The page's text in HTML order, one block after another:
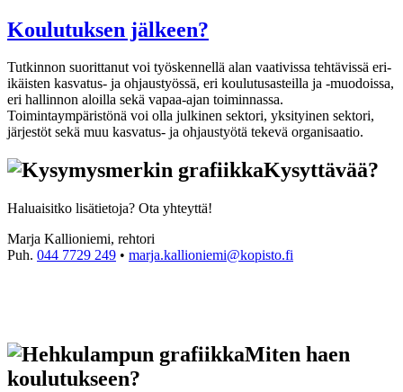
Koulutuksen jälkeen?
Tutkinnon suorittanut voi työskennellä alan vaativissa tehtävissä eri-
ikäisten kasvatus- ja ohjaustyössä, eri koulutusasteilla ja -muodoissa,
eri hallinnon aloilla sekä vapaa-ajan toiminnassa.
Toimintaympäristönä voi olla julkinen sektori, yksityinen sektori,
järjestöt sekä muu kasvatus- ja ohjaustyötä tekevä organisaatio.
Kysyttävää?
Haluaisitko lisätietoja? Ota yhteyttä!
Marja Kallioniemi, rehtori
Puh. 044 7729 249 • marja.kallioniemi@kopisto.fi
Miten haen
koulutukseen?